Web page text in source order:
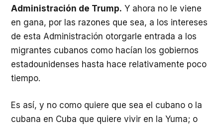
Administración de Trump. Y ahora no le viene
en gana, por las razones que sea, a los intereses
de esta Administración otorgarle entrada a los
migrantes cubanos como hacían los gobiernos
estadounidenses hasta hace relativamente poco
tiempo.
Es así, y no como quiere que sea el cubano o la
cubana en Cuba que quiere vivir en la Yuma; o